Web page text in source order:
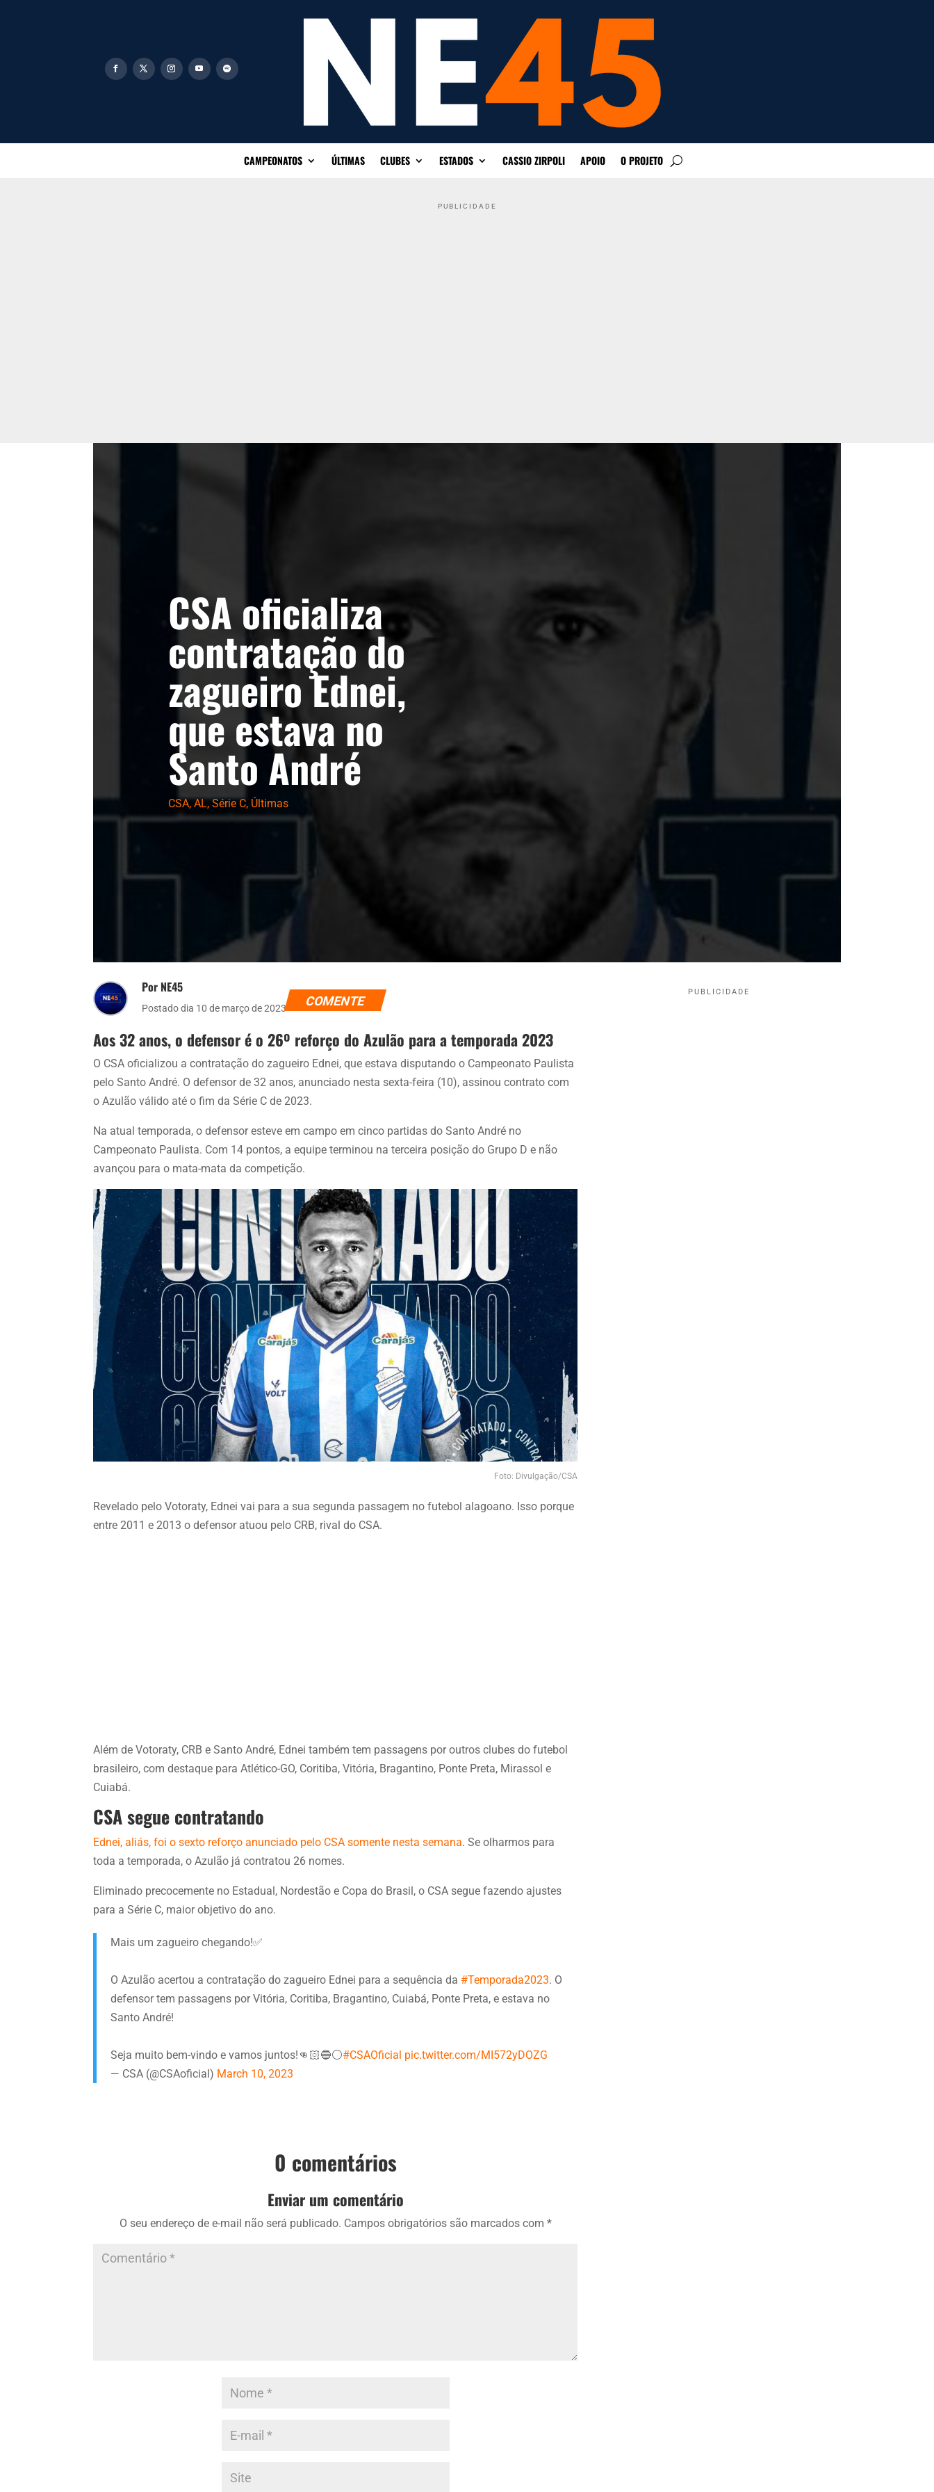
CAMPEONATOS ÚLTIMAS CLUBES ESTADOS CASSIO ZIRPOLI APOIO O PROJETO
PUBLICIDADE
CSA oficializa
contratação do
zagueiro Ednei,
que estava no
Santo André
CSA,AL,Série C, Últimas
Por NE45
Postado dia 10 de março de 2023 COMENTE
Aos 32 anos, o defensor é o 26º reforço do Azulão para a temporada 2023
O CSA oficializou a contratação do zagueiro Ednei, que estava disputando o Campeonato Paulista
pelo Santo André. O defensor de 32 anos, anunciado nesta sexta-feira (10), assinou contrato com
o Azulão válido até o fim da Série C de 2023.
Na atual temporada, o defensor esteve em campo em cinco partidas do Santo André no
Campeonato Paulista. Com 14 pontos, a equipe terminou na terceira posição do Grupo D e não
avançou para o mata-mata da competição.
Foto: Divulgação/CSA
Revelado pelo Votoraty, Ednei vai para a sua segunda passagem no futebol alagoano. Isso porque
entre 2011 e 2013 o defensor atuou pelo CRB, rival do CSA.
Além de Votoraty, CRB e Santo André, Ednei também tem passagens por outros clubes do futebol
brasileiro, com destaque para Atlético-GO, Coritiba, Vitória, Bragantino, Ponte Preta, Mirassol e
Cuiabá.
CSA segue contratando
Ednei, aliás, foi o sexto reforço anunciado pelo CSA somente nesta semana. Se olharmos para
toda a temporada, o Azulão já contratou 26 nomes.
Eliminado precocemente no Estadual, Nordestão e Copa do Brasil, o CSA segue fazendo ajustes
para a Série C, maior objetivo do ano.
Mais um zagueiro chegando!✅
O Azulão acertou a contratação do zagueiro Ednei para a sequência da #Temporada2023. O
defensor tem passagens por Vitória, Coritiba, Bragantino, Cuiabá, Ponte Preta, e estava no
Santo André!
Seja muito bem-vindo e vamos juntos!👊🏻🔵⚪️#CSAOficial pic.twitter.com/MI572yDOZG
— CSA (@CSAoficial) March 10, 2023
0 comentários
Enviar um comentário
O seu endereço de e-mail não será publicado. Campos obrigatórios são marcados com *
PUBLICIDADE